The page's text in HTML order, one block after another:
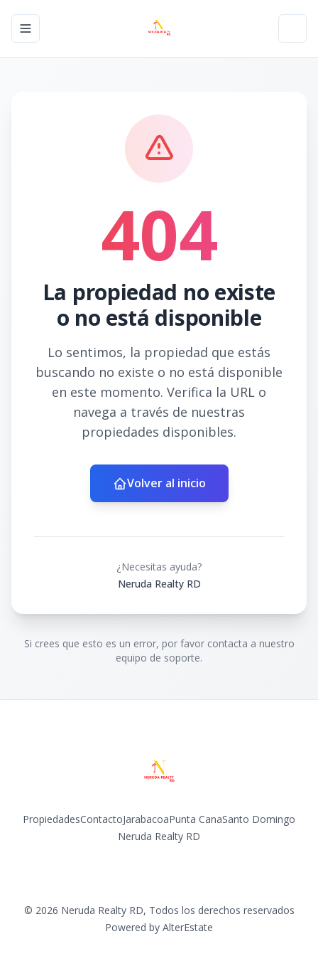
Toggle navigation menu
404
La propiedad no existe
o no está disponible
Lo sentimos, la propiedad que estás
buscando no existe o no está disponible
en este momento. Verifica la URL o
navega a través de nuestras
propiedades disponibles.
Volver al inicio
¿Necesitas ayuda?
Neruda Realty RD
Si crees que esto es un error, por favor contacta a nuestro
equipo de soporte.
PropiedadesContactoJarabacoaPunta CanaSanto Domingo
Neruda Realty RD
© 2026 Neruda Realty RD, Todos los derechos reservados
Powered by AlterEstate